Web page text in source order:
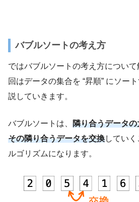
バブルソートの考え方
ではバブルソートの考え方につい
回はデータの集合を “昇順” にソー
説していきます。
バブルソートは、 隣り合うデータ
その隣り合うデータを交換してい
ルゴリズムになります。